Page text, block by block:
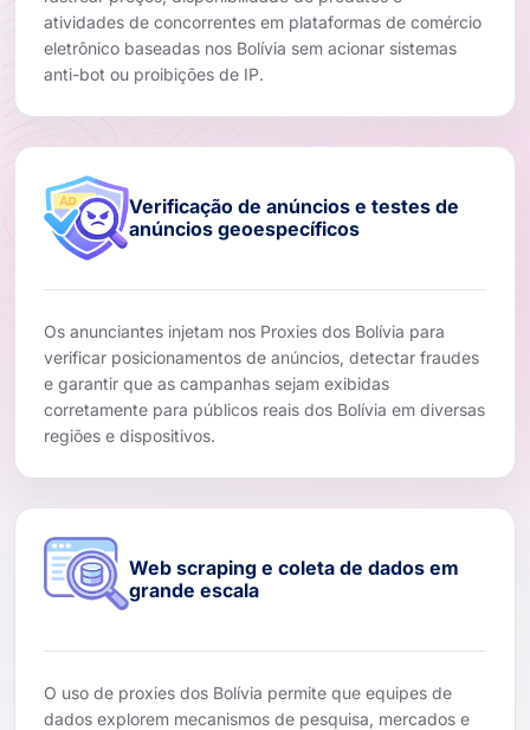
atividades de concorrentes em plataformas de comércio
eletrônico baseadas nos Bolívia sem acionar sistemas
anti-bot ou proibições de IP.
Verificação de anúncios e testes de
anúncios geoespecíficos
Os anunciantes injetam nos Proxies dos Bolívia para
verificar posicionamentos de anúncios, detectar fraudes
e garantir que as campanhas sejam exibidas
corretamente para públicos reais dos Bolívia em diversas
regiões e dispositivos.
Web scraping e coleta de dados em
grande escala
O uso de proxies dos Bolívia permite que equipes de
dados explorem mecanismos de pesquisa, mercados e